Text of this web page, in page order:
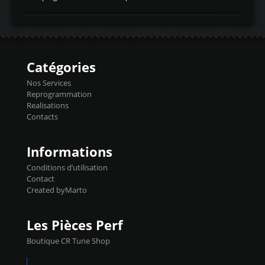
d'admissiontemp ex. pour atmo -30- 80°C
temperaturetemperature ldr moteurtemp
Injecteurs + Flashpro 1370€ TTC Le
précise et performante. Vous pourrez
basculer de la carto sans plomb à Ethanol à
l'aide du flashpro OPTION ECONOMIQUES
Reprog SP 98 sur le calculateur d'origine
450€ TTC Un gain d'environ 10cv et 15nm
Catégories
Nos Services
Reprogrammation
Realisations
Contacts
Informations
Conditions d’utilisation
Contact
Created byMarto
Les Pièces Perf
Boutique CR Tune Shop